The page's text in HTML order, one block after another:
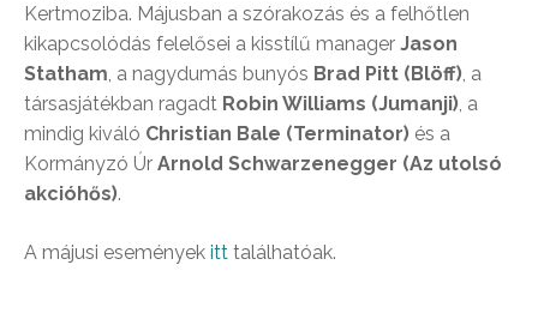
Kertmoziba. Májusban a szórakozás és a felhőtlen
kikapcsolódás felelősei a kisstílű manager Jason
Statham , a nagydumás bunyós Brad Pitt (Blöff) , a
társasjátékban ragadt Robin Williams (Jumanji) , a
mindig kiváló Christian Bale (Terminator) és a
Kormányzó Úr Arnold Schwarzenegger (Az utolsó
akcióhős).
A májusi események itt találhatóak.